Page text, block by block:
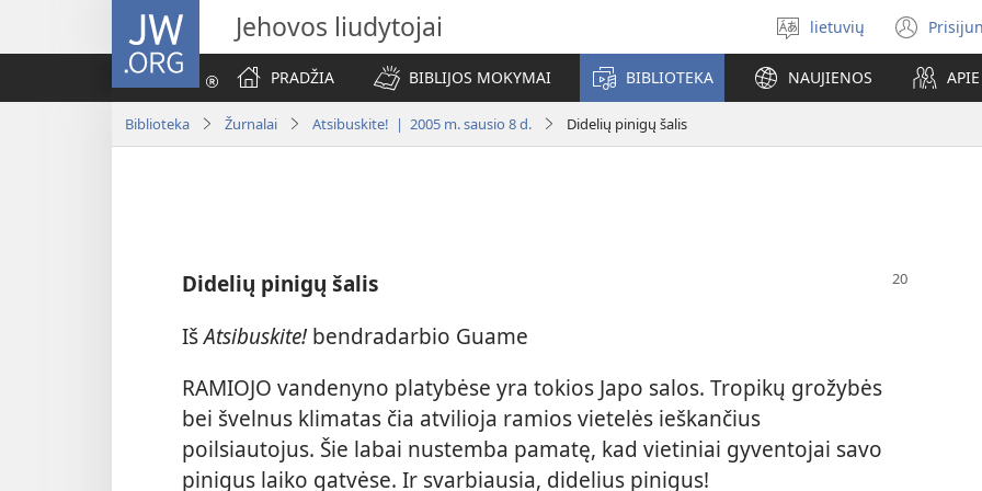
JW.ORG Jehovos liudytojai
Pasirinkite
kalbą
lietuvių
PRADŽIA
BIBLIJOS MOKYMAI BIBLIOTEKA NAUJIENOS
Biblioteka Žurnalai Atsibuskite! | 2005 m. sausio 8 d. Didelių pinigų šalis
Didelių pinigų šalis
IšAtsibuskite! bendradarbio Guame
RAMIOJO vandenyno platybėse yra tokios Japo salos. Tropikų grožybės
bei švelnus klimatas čia atvilioja ramios vietelės ieškančius
poilsiautojus. Šie labai nustemba pamatę, kad vietiniai gyventojai savo
pinigus laiko gatvėse. Ir svarbiausia, didelius pinigus!